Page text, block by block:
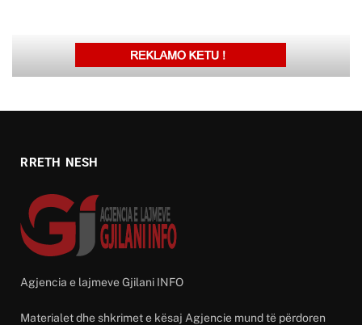
RRETH NESH
Agjencia e lajmeve Gjilani INFO
Materialet dhe shkrimet e kësaj Agjencie mund të përdoren